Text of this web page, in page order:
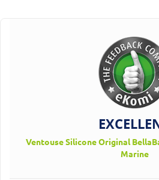
Ventouse Silicone Original
Marine